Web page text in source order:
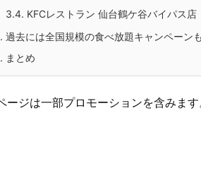
3.4. KFCレストラン 仙台鶴ケ谷バイパス店
過去には全国規模の食べ放題キャンペーン
まとめ
ージは一部プロモーションを含みま